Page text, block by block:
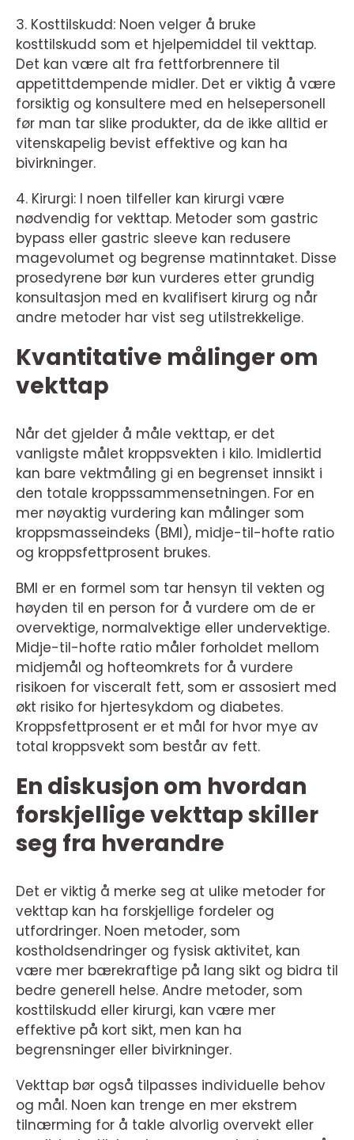
3. Kosttilskudd: Noen velger å bruke
kosttilskudd som et hjelpemiddel til vekttap.
Det kan være alt fra fettforbrennere til
appetittdempende midler. Det er viktig å være
forsiktig og konsultere med en helsepersonell
før man tar slike produkter, da de ikke alltid er
vitenskapelig bevist effektive og kan ha
bivirkninger.
4. Kirurgi: I noen tilfeller kan kirurgi være
nødvendig for vekttap. Metoder som gastric
bypass eller gastric sleeve kan redusere
magevolumet og begrense matinntaket. Disse
prosedyrene bør kun vurderes etter grundig
konsultasjon med en kvalifisert kirurg og når
andre metoder har vist seg utilstrekkelige.
Kvantitative målinger om
vekttap
Når det gjelder å måle vekttap, er det
vanligste målet kroppsvekten i kilo. Imidlertid
kan bare vektmåling gi en begrenset innsikt i
den totale kroppssammensetningen. For en
mer nøyaktig vurdering kan målinger som
kroppsmasseindeks (BMI), midje-til-hofte ratio
og kroppsfettprosent brukes.
BMI er en formel som tar hensyn til vekten og
høyden til en person for å vurdere om de er
overvektige, normalvektige eller undervektige.
Midje-til-hofte ratio måler forholdet mellom
midjemål og hofteomkrets for å vurdere
risikoen for visceralt fett, som er assosiert med
økt risiko for hjertesykdom og diabetes.
Kroppsfettprosent er et mål for hvor mye av
total kroppsvekt som består av fett.
En diskusjon om hvordan
forskjellige vekttap skiller
seg fra hverandre
Det er viktig å merke seg at ulike metoder for
vekttap kan ha forskjellige fordeler og
utfordringer. Noen metoder, som
kostholdsendringer og fysisk aktivitet, kan
være mer bærekraftige på lang sikt og bidra til
bedre generell helse. Andre metoder, som
kosttilskudd eller kirurgi, kan være mer
effektive på kort sikt, men kan ha
begrensninger eller bivirkninger.
Vekttap bør også tilpasses individuelle behov
og mål. Noen kan trenge en mer ekstrem
tilnærming for å takle alvorlig overvekt eller